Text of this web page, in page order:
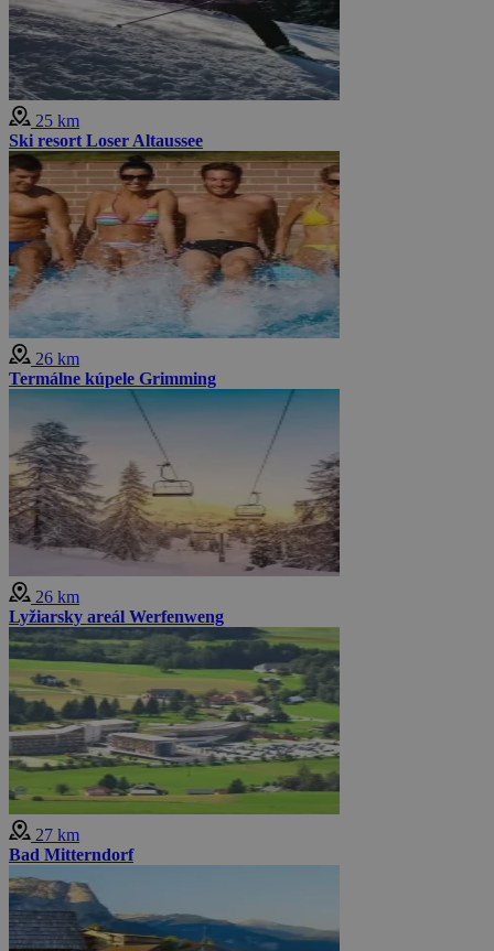
25 km
Ski resort Loser Altaussee
26 km
Termálne kúpele Grimming
26 km
Lyžiarsky areál Werfenweng
27 km
Bad Mitterndorf